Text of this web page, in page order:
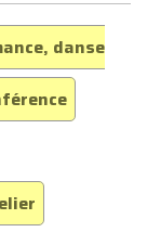
danse